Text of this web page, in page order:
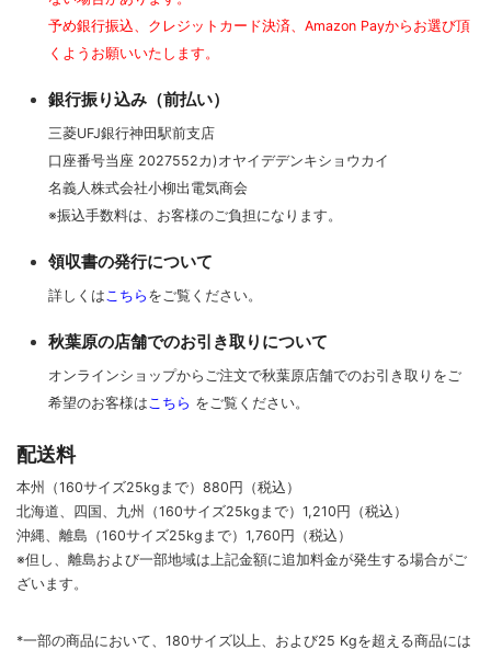
予め銀行振込、クレジットカード決済、Amazon Payからお選び頂
くようお願いいたします。
銀行振り込み（前払い）
三菱UFJ銀行神田駅前支店
口座番号当座 2027552カ)オヤイデデンキショウカイ
名義人株式会社小柳出電気商会
※振込手数料は、お客様のご負担になります。
領収書の発行について
詳しくは こちら をご覧ください。
秋葉原の店舗でのお引き取りについて
オンラインショップからご注文で秋葉原店舗でのお引き取りをご
希望のお客様は こちら をご覧ください。
配送料
本州（160サイズ25kgまで）880円（税込）
北海道、四国、九州
（160サイズ25kgまで） 1,210円（税込）
沖縄、離島 （160サイズ25kgまで） 1,760円（税込）
※但し、離島および一部地域は上記金額に追加料金が発生する場合がご
ざいます。
*一部の商品において、180サイズ以上、および25 Kgを超える商品には